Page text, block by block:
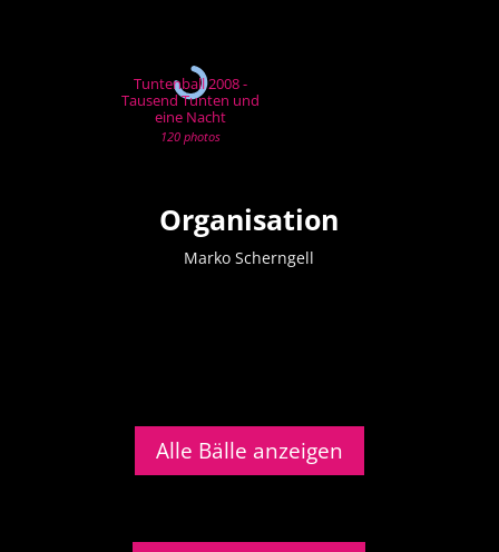
Tuntenball 2008 -
Tausend Tunten und
eine Nacht
120 photos
Organisation
Marko Scherngell
Alle Bälle anzeigen